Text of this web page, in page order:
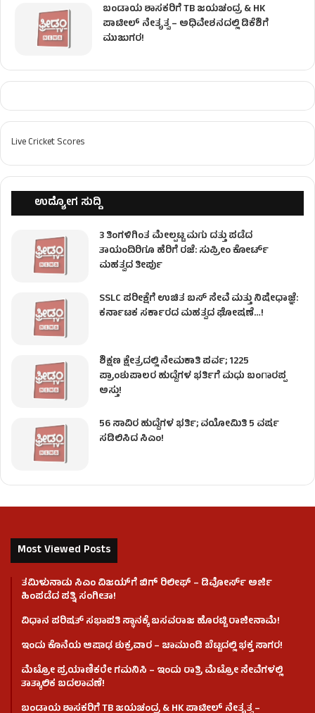
ಬಂಡಾಯ ಶಾಸಕರಿಗೆ TB ಜಯಚಂದ್ರ & HK
ಪಾಟೀಲ್ ನೇತೃತ್ವ – ಅಧಿವೇಶನದಲ್ಲಿ ಡಿಕೆಶಿಗೆ
ಮುಜುಗರ!
Live Cricket Scores
ಉದ್ಯೋಗ ಸುದ್ದಿ
3 ತಿಂಗಳಿಗಿಂತ ಮೇಲ್ಪಟ್ಟ ಮಗು ದತ್ತು ಪಡೆದ
ತಾಯಂದಿರಿಗೂ ಹೆರಿಗೆ ರಜೆ: ಸುಪ್ರೀಂ ಕೋರ್ಟ್
ಮಹತ್ವದ ತೀರ್ಪು
SSLC ಪರೀಕ್ಷೆಗೆ ಉಚಿತ ಬಸ್ ಸೇವೆ ಮತ್ತು ನಿಷೇಧಾಜ್ಞೆ:
ಕರ್ನಾಟಕ ಸರ್ಕಾರದ ಮಹತ್ವದ ಘೋಷಣೆ…!
ಶಿಕ್ಷಣ ಕ್ಷೇತ್ರದಲ್ಲಿ ನೇಮಕಾತಿ ಪರ್ವ; 1225
ಪ್ರಾಂಶುಪಾಲರ ಹುದ್ದೆಗಳ ಭರ್ತಿಗೆ ಮಧು ಬಂಗಾರಪ್ಪ
ಅಸ್ತು!
56 ಸಾವಿರ ಹುದ್ದೆಗಳ ಭರ್ತಿ; ವಯೋಮಿತಿ 5 ವರ್ಷ
ಸಡಿಲಿಸಿದ ಸಿಎಂ!
Most Viewed Posts
ತಮಿಳುನಾಡು ಸಿಎಂ ವಿಜಯ್‌ಗೆ ಬಿಗ್ ರಿಲೀಫ್ – ಡಿವೋರ್ಸ್ ಅರ್ಜಿ
ಹಿಂಪಡೆದ ಪತ್ನಿ ಸಂಗೀತಾ!
ವಿಧಾನ ಪರಿಷತ್ ಸಭಾಪತಿ ಸ್ಥಾನಕ್ಕೆ ಬಸವರಾಜ ಹೊರಟ್ಟಿ ರಾಜೀನಾಮೆ!
ಇಂದು ಕೊನೆಯ ಆಷಾಢ ಶುಕ್ರವಾರ – ಚಾಮುಂಡಿ ಬೆಟ್ಟದಲ್ಲಿ ಭಕ್ತ ಸಾಗರ!
ಮೆಟ್ರೋ ಪ್ರಯಾಣಿಕರೇ ಗಮನಿಸಿ – ಇಂದು ರಾತ್ರಿ ಮೆಟ್ರೋ ಸೇವೆಗಳಲ್ಲಿ
ತಾತ್ಕಾಲಿಕ ಬದಲಾವಣೆ!
ಬಂಡಾಯ ಶಾಸಕರಿಗೆ TB ಜಯಚಂದ್ರ & HK ಪಾಟೀಲ್ ನೇತೃತ್ವ –